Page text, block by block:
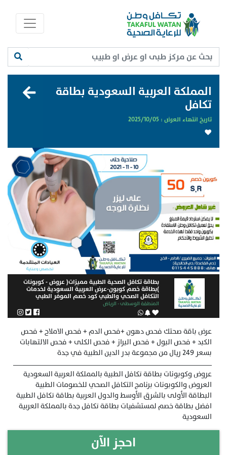
المملكة العربية السعودية بطاقة
تكافل
تاريخ انتهاء العرض : 2025/10/05
بطاقة تكافل الصحية الطبية مميزات( عروض - كوبونات
)بطاقة خصم كوبون-عرض العربية السعودية لخدمات
التكافل الصحي والطبي كود خصم الموفر الطبي
المنطقة الوسطى - الرياض
عرض باقة صحتك فحص دهون +فحص الدم + فحص الاملاح + فحص
الكبد + فحص البول + فحص البراز + فحص الكلى + فحص الالتهابات
بسعر 249 ريال من مجموعة بدر الدين الطبية في جدة
ــــــــــــــــــــــــــــــــــــــــــــــــــــــــــــــــــــــــــــــــــــــــــــــــــــــــــــــــــــــــــــــــــــــــــــــــــــــــــــــــــــــــــــــــــــــــــــــــــــ
عروض وكوبونات بطاقة تكافل الطبية بالمملكة العربية السعودية
العروض والكوبونات برنامج التكافل الصحي للخصومات الطبية
البطاقة الأولى بالشرق الأوسط والدول العربية بطاقة تكافل الطبية
افضل بطاقة خصم لمستشفيات بطاقة تكافل جدة بالمملكة العربية
السعودية